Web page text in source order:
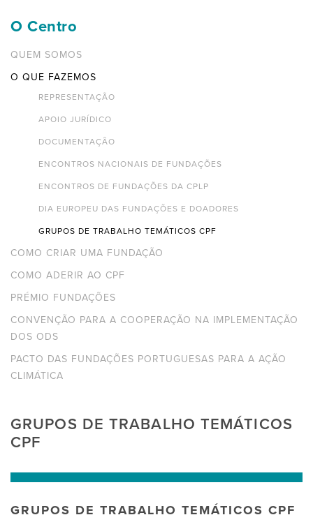
O Centro
QUEM SOMOS
O QUE FAZEMOS
REPRESENTAÇÃO
APOIO JURÍDICO
DOCUMENTAÇÃO
ENCONTROS NACIONAIS DE FUNDAÇÕES
ENCONTROS DE FUNDAÇÕES DA CPLP
DIA EUROPEU DAS FUNDAÇÕES E DOADORES
GRUPOS DE TRABALHO TEMÁTICOS CPF
COMO CRIAR UMA FUNDAÇÃO
COMO ADERIR AO CPF
PRÉMIO FUNDAÇÕES
CONVENÇÃO PARA A COOPERAÇÃO NA IMPLEMENTAÇÃO
DOS ODS
PACTO DAS FUNDAÇÕES PORTUGUESAS PARA A AÇÃO
CLIMÁTICA
GRUPOS DE TRABALHO TEMÁTICOS
CPF
GRUPOS DE TRABALHO TEMÁTICOS CPF